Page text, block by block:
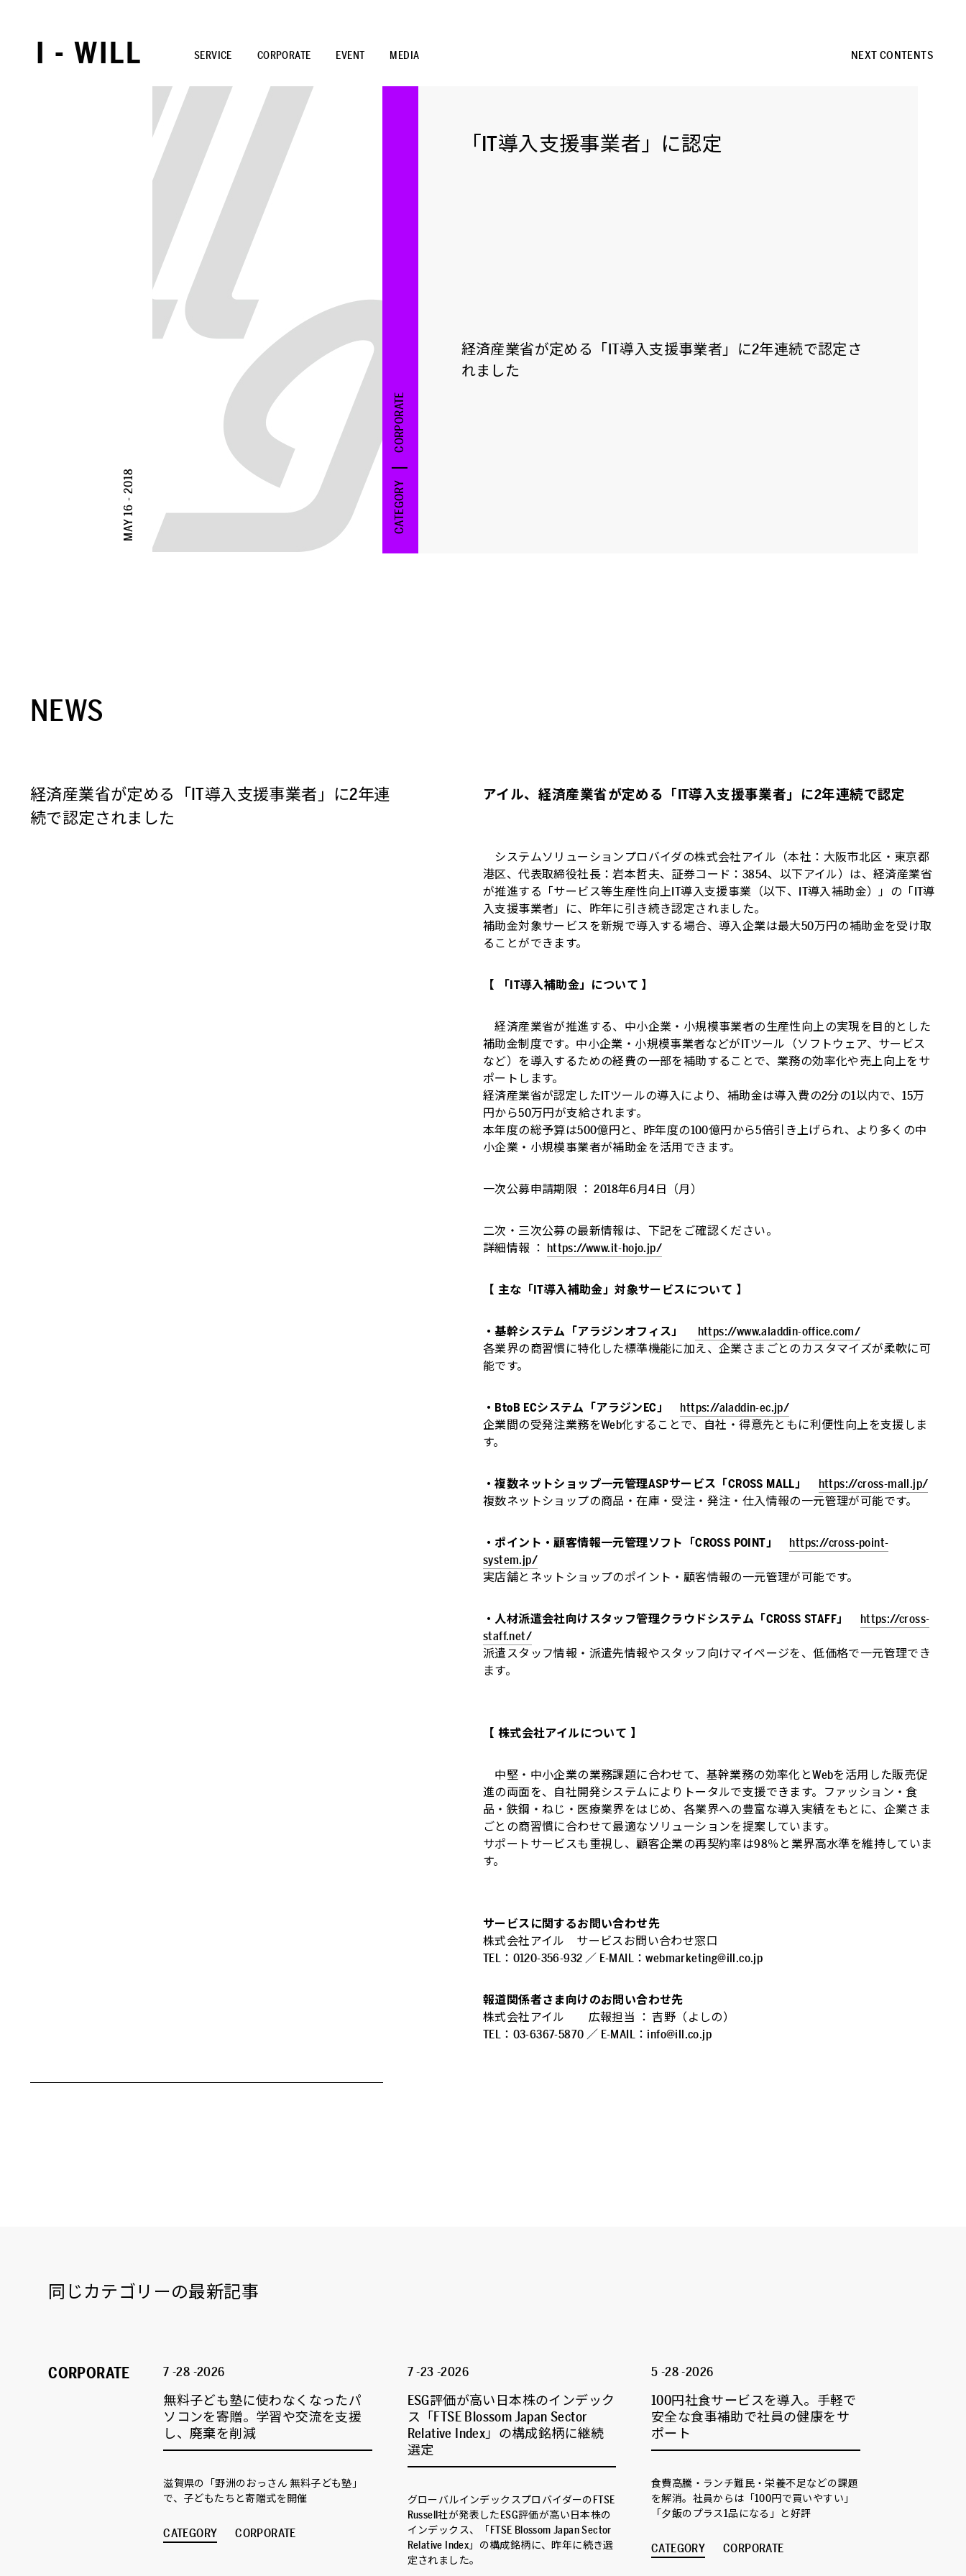
I - WILL SERVICE CORPORATE EVENT MEDIA NEXT CONTENTS
MAY 16 - 2018 CATEGORY
CORPORATE
「IT導入支援事業者」に認定
経済産業省が定める「IT導入支援事業者」に2年連続で認定さ
れました
NEWS
経済産業省が定める「IT導入支援事業者」に2年連
続で認定されました
アイル、経済産業省が定める「IT導入支援事業者」に2年連続で認定
システムソリューションプロバイダの株式会社アイル（本社：大阪市北区・東京都
港区、代表取締役社長：岩本哲夫、証券コード：3854、以下アイル）は、経済産業省
が推進する「サービス等生産性向上IT導入支援事業（以下、IT導入補助金）」の「IT導
入支援事業者」に、昨年に引き続き認定されました。
補助金対象サービスを新規で導入する場合、導入企業は最大50万円の補助金を受け取
ることができます。
【 「IT導入補助金」について 】
経済産業省が推進する、中小企業・小規模事業者の生産性向上の実現を目的とした
補助金制度です。中小企業・小規模事業者などがITツール（ソフトウェア、サービス
など）を導入するための経費の一部を補助することで、業務の効率化や売上向上をサ
ポートします。
経済産業省が認定したITツールの導入により、補助金は導入費の2分の1以内で、15万
円から50万円が支給されます。
本年度の総予算は500億円と、昨年度の100億円から5倍引き上げられ、より多くの中
小企業・小規模事業者が補助金を活用できます。
一次公募申請期限 ： 2018年6月4日（月）
二次・三次公募の最新情報は、下記をご確認ください。
詳細情報 ： https://www.it-hojo.jp/
【 主な「IT導入補助金」対象サービスについて 】
・基幹システム「アラジンオフィス」
https://www.aladdin-office.com/
各業界の商習慣に特化した標準機能に加え、企業さまごとのカスタマイズが柔軟に可
能です。
・BtoB ECシステム「アラジンEC」
https://aladdin-ec.jp/
企業間の受発注業務をWeb化することで、自社・得意先ともに利便性向上を支援しま
す。
・複数ネットショップ一元管理ASPサービス「CROSS MALL」
https://cross-mall.jp/
複数ネットショップの商品・在庫・受注・発注・仕入情報の一元管理が可能です。
・ポイント・顧客情報一元管理ソフト「CROSS POINT」
https://cross-point-
system.jp/
実店舗とネットショップのポイント・顧客情報の一元管理が可能です。
・人材派遣会社向けスタッフ管理クラウドシステム「CROSS STAFF」
https://cross-
staff.net/
派遣スタッフ情報・派遣先情報やスタッフ向けマイページを、低価格で一元管理でき
ます。
【 株式会社アイルについて 】
中堅・中小企業の業務課題に合わせて、基幹業務の効率化とWebを活用した販売促
進の両面を、自社開発システムによりトータルで支援できます。ファッション・食
品・鉄鋼・ねじ・医療業界をはじめ、各業界への豊富な導入実績をもとに、企業さま
ごとの商習慣に合わせて最適なソリューションを提案しています。
サポートサービスも重視し、顧客企業の再契約率は98％と業界高水準を維持していま
す。
サービスに関するお問い合わせ先
株式会社アイル サービスお問い合わせ窓口
TEL：0120-356-932 ／ E-MAIL：webmarketing@ill.co.jp
報道関係者さま向けのお問い合わせ先
株式会社アイル 広報担当 ： 吉野（よしの）
TEL：03-6367-5870 ／ E-MAIL：info@ill.co.jp
同じカテゴリーの最新記事
CORPORATE 7 -28 -2026
無料子ども塾に使わなくなったパ
ソコンを寄贈。学習や交流を支援
し、廃棄を削減
滋賀県の「野洲のおっさん 無料子ども塾」
で、子どもたちと寄贈式を開催
CATEGORY CORPORATE
7 -23 -2026
ESG評価が高い日本株のインデック
ス「FTSE Blossom Japan Sector
Relative Index」の構成銘柄に継続
選定
グローバルインデックスプロバイダーのFTSE
Russell社が発表したESG評価が高い日本株の
インデックス、「FTSE Blossom Japan Sector
Relative Index」の構成銘柄に、昨年に続き選
定されました。
5 -28 -2026
100円社食サービスを導入。手軽で
安全な食事補助で社員の健康をサ
ポート
食費高騰・ランチ難民・栄養不足などの課題
を解消。社員からは「100円で買いやすい」
「夕飯のプラス1品になる」と好評
CATEGORY CORPORATE